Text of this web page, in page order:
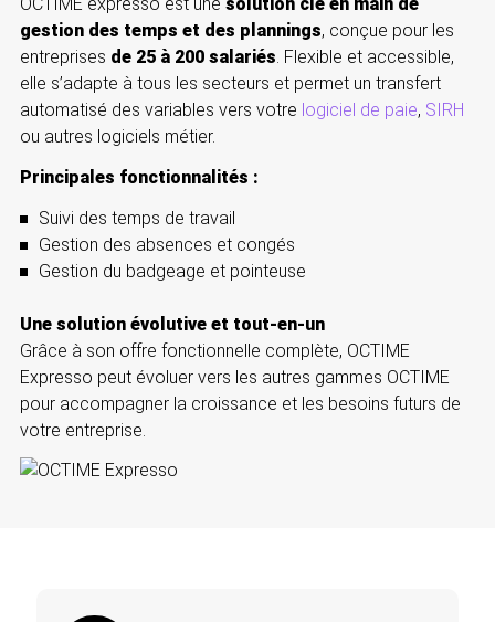
gestion des temps et des plannings, conçue pour les
entreprises de 25 à 200 salariés. Flexible et accessible,
elle s’adapte à tous les secteurs et permet un transfert
automatisé des variables vers votre logiciel de paie, SIRH
ou autres logiciels métier.
Principales fonctionnalités :
Suivi des temps de travail
Gestion des absences et congés
Gestion du badgeage et pointeuse
Une solution évolutive et tout-en-un
Grâce à son offre fonctionnelle complète, OCTIME
Expresso peut évoluer vers les autres gammes OCTIME
pour accompagner la croissance et les besoins futurs de
votre entreprise.